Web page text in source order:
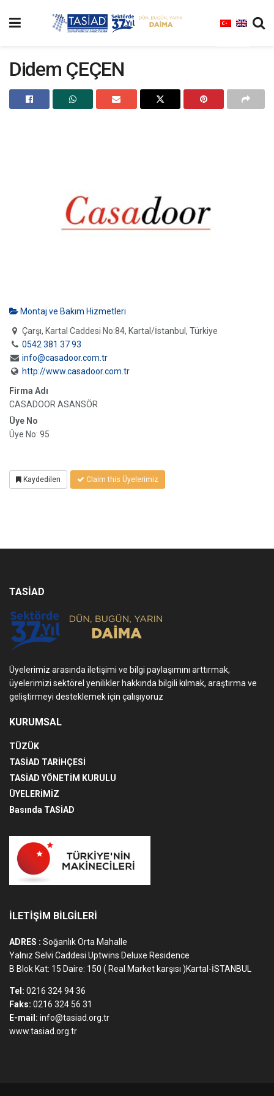
Didem ÇEÇEN
Montaj ve Bakım Hizmetleri
Çarşı, Kartal Caddesi No:84, Kartal/İstanbul, Türkiye
0542 381 37 93
info@casadoor.com.tr
http://www.casadoor.com.tr
Firma Adı
CASADOOR ASANSÖR
Üye No
Üye No: 95
Kaydedilen Claim this Üyelerimiz
TASİAD
Üyelerimiz arasında iletişimi ve bilgi paylaşımını arttırmak,
üyelerimizi sektörel yenilikler hakkında bilgili kılmak, araştırma ve
geliştirmeyi desteklemek için çalışıyoruz
KURUMSAL
TÜZÜK
TASİAD TARİHÇESİ
TASİAD YÖNETİM KURULU
ÜYELERİMİZ
Basında TASİAD
İLETİŞİM BİLGİLERİ
ADRES : Soğanlık Orta Mahalle
Yalnız Selvi Caddesi Uptwins Deluxe Residence
B Blok Kat: 15 Daire: 150 ( Real Market karşısı )Kartal-İSTANBUL
Tel: 0216 324 94 36
Faks: 0216 324 56 31
E-mail: info@tasiad.org.tr
www.tasiad.org.tr